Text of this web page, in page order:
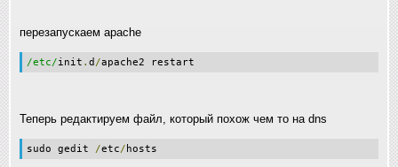
перезапускаем apache
/etc/init . d /apache2 restart
Теперь редактируем файл, который похож чем то на dns
sudo gedit /etc/ hosts